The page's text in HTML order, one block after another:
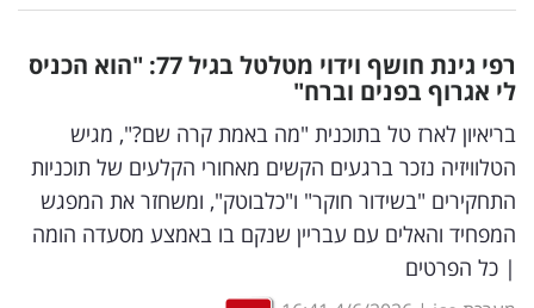
דיגיטל
וטק
שיווק
ופרסום
משפט
רפי גינת חושף וידוי מטלטל בגיל 77: "הוא הכניס
לי אגרוף בפנים וברח"
בריאיון לארז טל בתוכנית "מה באמת קרה שם?", מגיש
הטלוויזיה נזכר ברגעים הקשים מאחורי הקלעים של תוכניות
התחקירים "בשידור חוקר" ו"כלבוטק", ומשחזר את המפגש
המפחיד והאלים עם עבריין שנקם בו באמצע מסעדה הומה
| כל הפרטים